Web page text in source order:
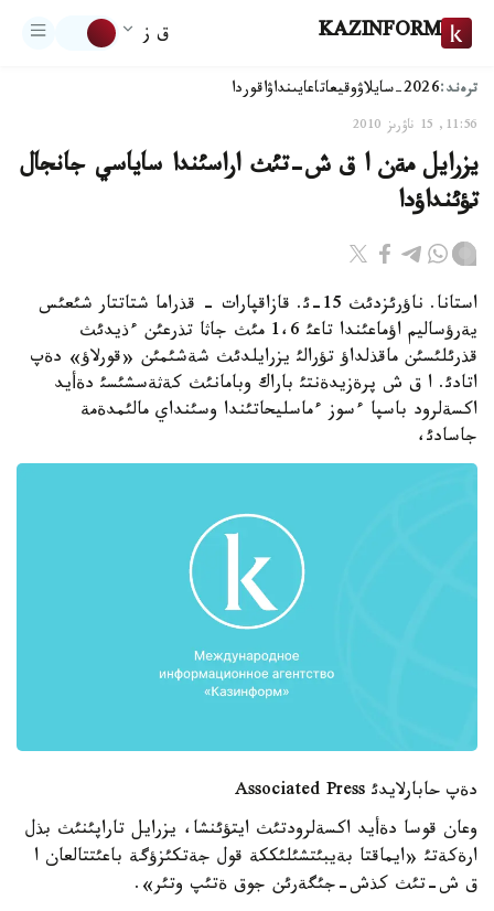
KAZINFORM ق ز
ترەند:2026-سايلاۋ وقيعاتاعايىنداۋاقوردا
11:56, 15 ناۋرىز 2010
يزرايل مةن ا ق ش-تئث اراسئندا ساياسي جانجال
تؤئنداؤدا
استانا. ناؤرئزدئث 15-ئ. قازاقپارات - قذراما شتاتتار شئعئس
يةرؤساليم اؤماعئندا تاعئ 1،6 مئث جاثا تذرعئن ءذيدئث
قذرئلئسئن ماقذلداؤ تؤرالئ يزرايلدئث شةشئمئن «قورلاؤ» دةپ
اتادئ. ا ق ش پرةزيدةنتئ باراك وبامانئث كةثةسشئسئ دةأيد
اكسةلرود باسپا ءسوز ءماسليحاتئندا وسئنداي مالئمدةمة
جاسادئ،
دةپ حابارلايدئ Associated Press
وعان قوسا دةأيد اكسةلرودتئث ايتؤئنشا، يزرايل تاراپئنئث بذل
ارةكةتئ «ايماقتا بةيبئتشئلئككة قول جةتكئزؤگة باعئتتالعان ا
ق ش-تئث كذش-جئگةرئن جوق ةتئپ وتئر».